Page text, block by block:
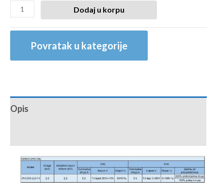
Dodaj u korpu
Povratak u kategorije
Opis